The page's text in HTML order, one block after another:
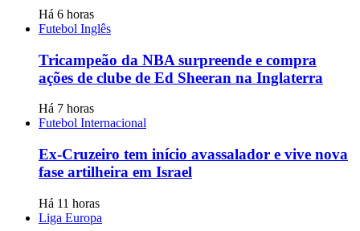
Há 6 horas
Futebol Inglês
Tricampeão da NBA surpreende e compra
ações de clube de Ed Sheeran na Inglaterra
Há 7 horas
Futebol Internacional
Ex-Cruzeiro tem início avassalador e vive nova
fase artilheira em Israel
Há 11 horas
Liga Europa